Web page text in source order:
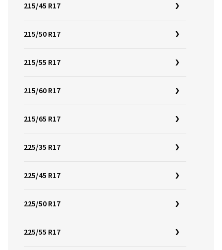
215/45 R17
215/50 R17
215/55 R17
215/60 R17
215/65 R17
225/35 R17
225/45 R17
225/50 R17
225/55 R17